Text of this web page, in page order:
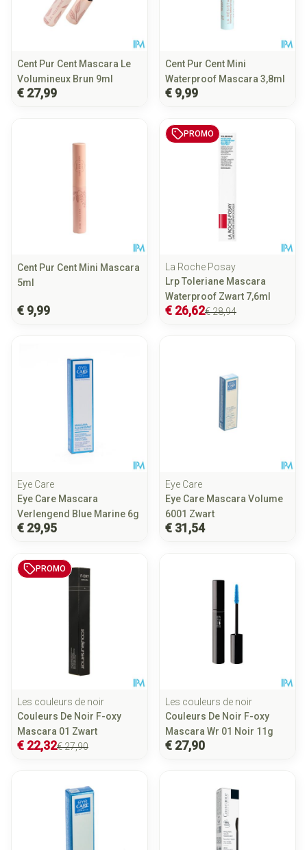
Cent Pur Cent Mascara Le
Volumineux Brun 9ml
€ 27,99
Cent Pur Cent Mini
Waterproof Mascara 3,8ml
€ 9,99
Cent Pur Cent Mini Mascara
5ml
€ 9,99
PROMO
La Roche Posay
Lrp Toleriane Mascara
Waterproof Zwart 7,6ml
€ 28,94
€ 26,62
Eye Care
Eye Care Mascara
Verlengend Blue Marine 6g
€ 29,95
Eye Care
Eye Care Mascara Volume
6001 Zwart
€ 31,54
PROMO
Les couleurs de noir
Couleurs De Noir F-oxy
Mascara 01 Zwart
€ 27,90
€ 22,32
Les couleurs de noir
Couleurs De Noir F-oxy
Mascara Wr 01 Noir 11g
€ 27,90